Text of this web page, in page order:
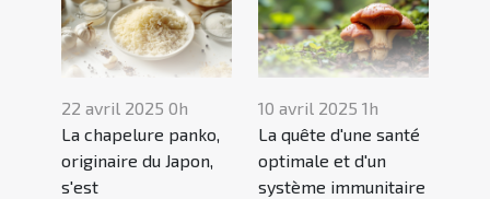
22 avril 2025 0h
La chapelure panko,
originaire du Japon,
s'est
10 avril 2025 1h
La quête d'une santé
optimale et d'un
système immunitaire